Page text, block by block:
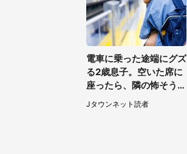
電車に乗った途端にグズ
る2歳息子。空いた席に
座ったら、隣の怖そうな
男性客が息子の帽子に手
を伸ばし（千葉県・40
Jタウンネット読者